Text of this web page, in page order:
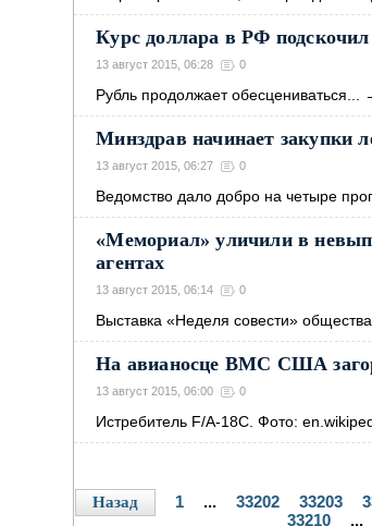
Курс доллара в РФ
13 август 2015, 06:28 0
Рубль продолжает обесцениваться...
Минздрав начинает закупки
13 август 2015, 06:27 0
Ведомство дало добро на четыре
«Мемориал» уличили в
агентах
13 август 2015, 06:14 0
Выставка «Неделя совести»
На авианосце ВМС США
13 август 2015, 06:00 0
Истребитель F/A-18C. Фото:
Назад 1 ... 33202 33203
33210
...